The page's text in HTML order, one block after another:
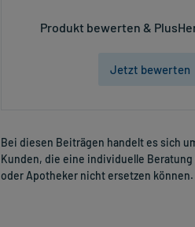
Produkt bewerten &
Jetzt bewerten
Bei diesen Beiträgen handelt es sich
Kunden, die eine individuelle
oder Apotheker nicht ersetzen können.